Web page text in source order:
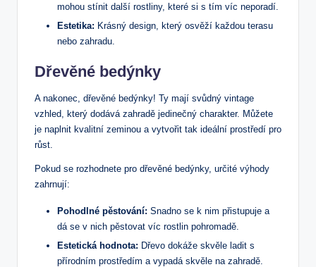
mohou stínit další rostliny, které si s tím víc neporadí.
Estetika: Krásný design, který osvěží každou terasu
nebo zahradu.
Dřevěné bedýnky
A nakonec, dřevěné bedýnky! Ty mají svůdný vintage
vzhled, který dodává zahradě jedinečný charakter. Můžete
je naplnit kvalitní zeminou a vytvořit tak ideální prostředí pro
růst.
Pokud se rozhodnete pro dřevěné bedýnky, určité výhody
zahrnují:
Pohodlné pěstování: Snadno se k nim přistupuje a
dá se v nich pěstovat víc rostlin pohromadě.
Estetická hodnota: Dřevo dokáže skvěle ladit s
přírodním prostředím a vypadá skvěle na zahradě.